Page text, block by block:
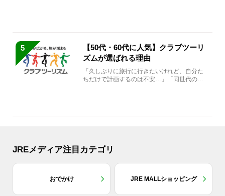
5
【50代・60代に人気】クラブツーリ
ズムが選ばれる理由
「久しぶりに旅行に行きたいけれど、自分た
ちだけで計画するのは不安…」「同世代の方
JREメディア注目カテゴリ
おでかけ JRE MALLショッピング